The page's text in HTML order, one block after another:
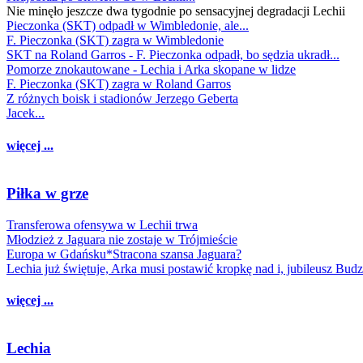
Nie minęło jeszcze dwa tygodnie po sensacyjnej degradacji Lechii
Pieczonka (SKT) odpadł w Wimbledonie, ale...
F. Pieczonka (SKT) zagra w Wimbledonie
SKT na Roland Garros - F. Pieczonka odpadł, bo sędzia ukradł...
Pomorze znokautowane - Lechia i Arka skopane w lidze
F. Pieczonka (SKT) zagra w Roland Garros
Z różnych boisk i stadionów Jerzego Geberta
Jacek...
więcej ...
Piłka w grze
Transferowa ofensywa w Lechii trwa
Młodzież z Jaguara nie zostaje w Trójmieście
Europa w Gdańsku*Stracona szansa Jaguara?
Lechia już świętuje, Arka musi postawić kropkę nad i, jubileusz
więcej ...
Lechia